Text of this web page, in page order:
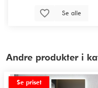
Se alle
Andre produkter i
Se priset